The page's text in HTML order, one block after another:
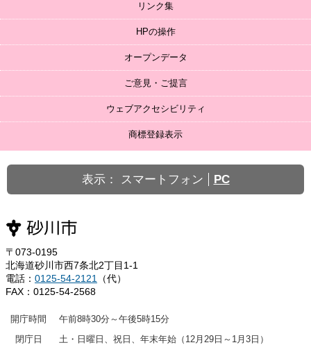
リンク集
HPの操作
オープンデータ
ご意見・ご提言
ウェブアクセシビリティ
商標登録表示
表示： スマートフォン PC
〒073-0195
北海道砂川市西7条北2丁目1-1
電話： 0125-54-2121
（代）
FAX：0125-54-2568
開庁時間
午前8時30分～午後5時15分
閉庁日
土・日曜日、祝日、年末年始（12月29日～1月3日）